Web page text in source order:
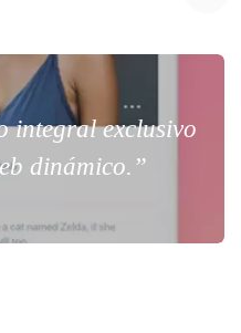
integral exclusivo
dinámico.”